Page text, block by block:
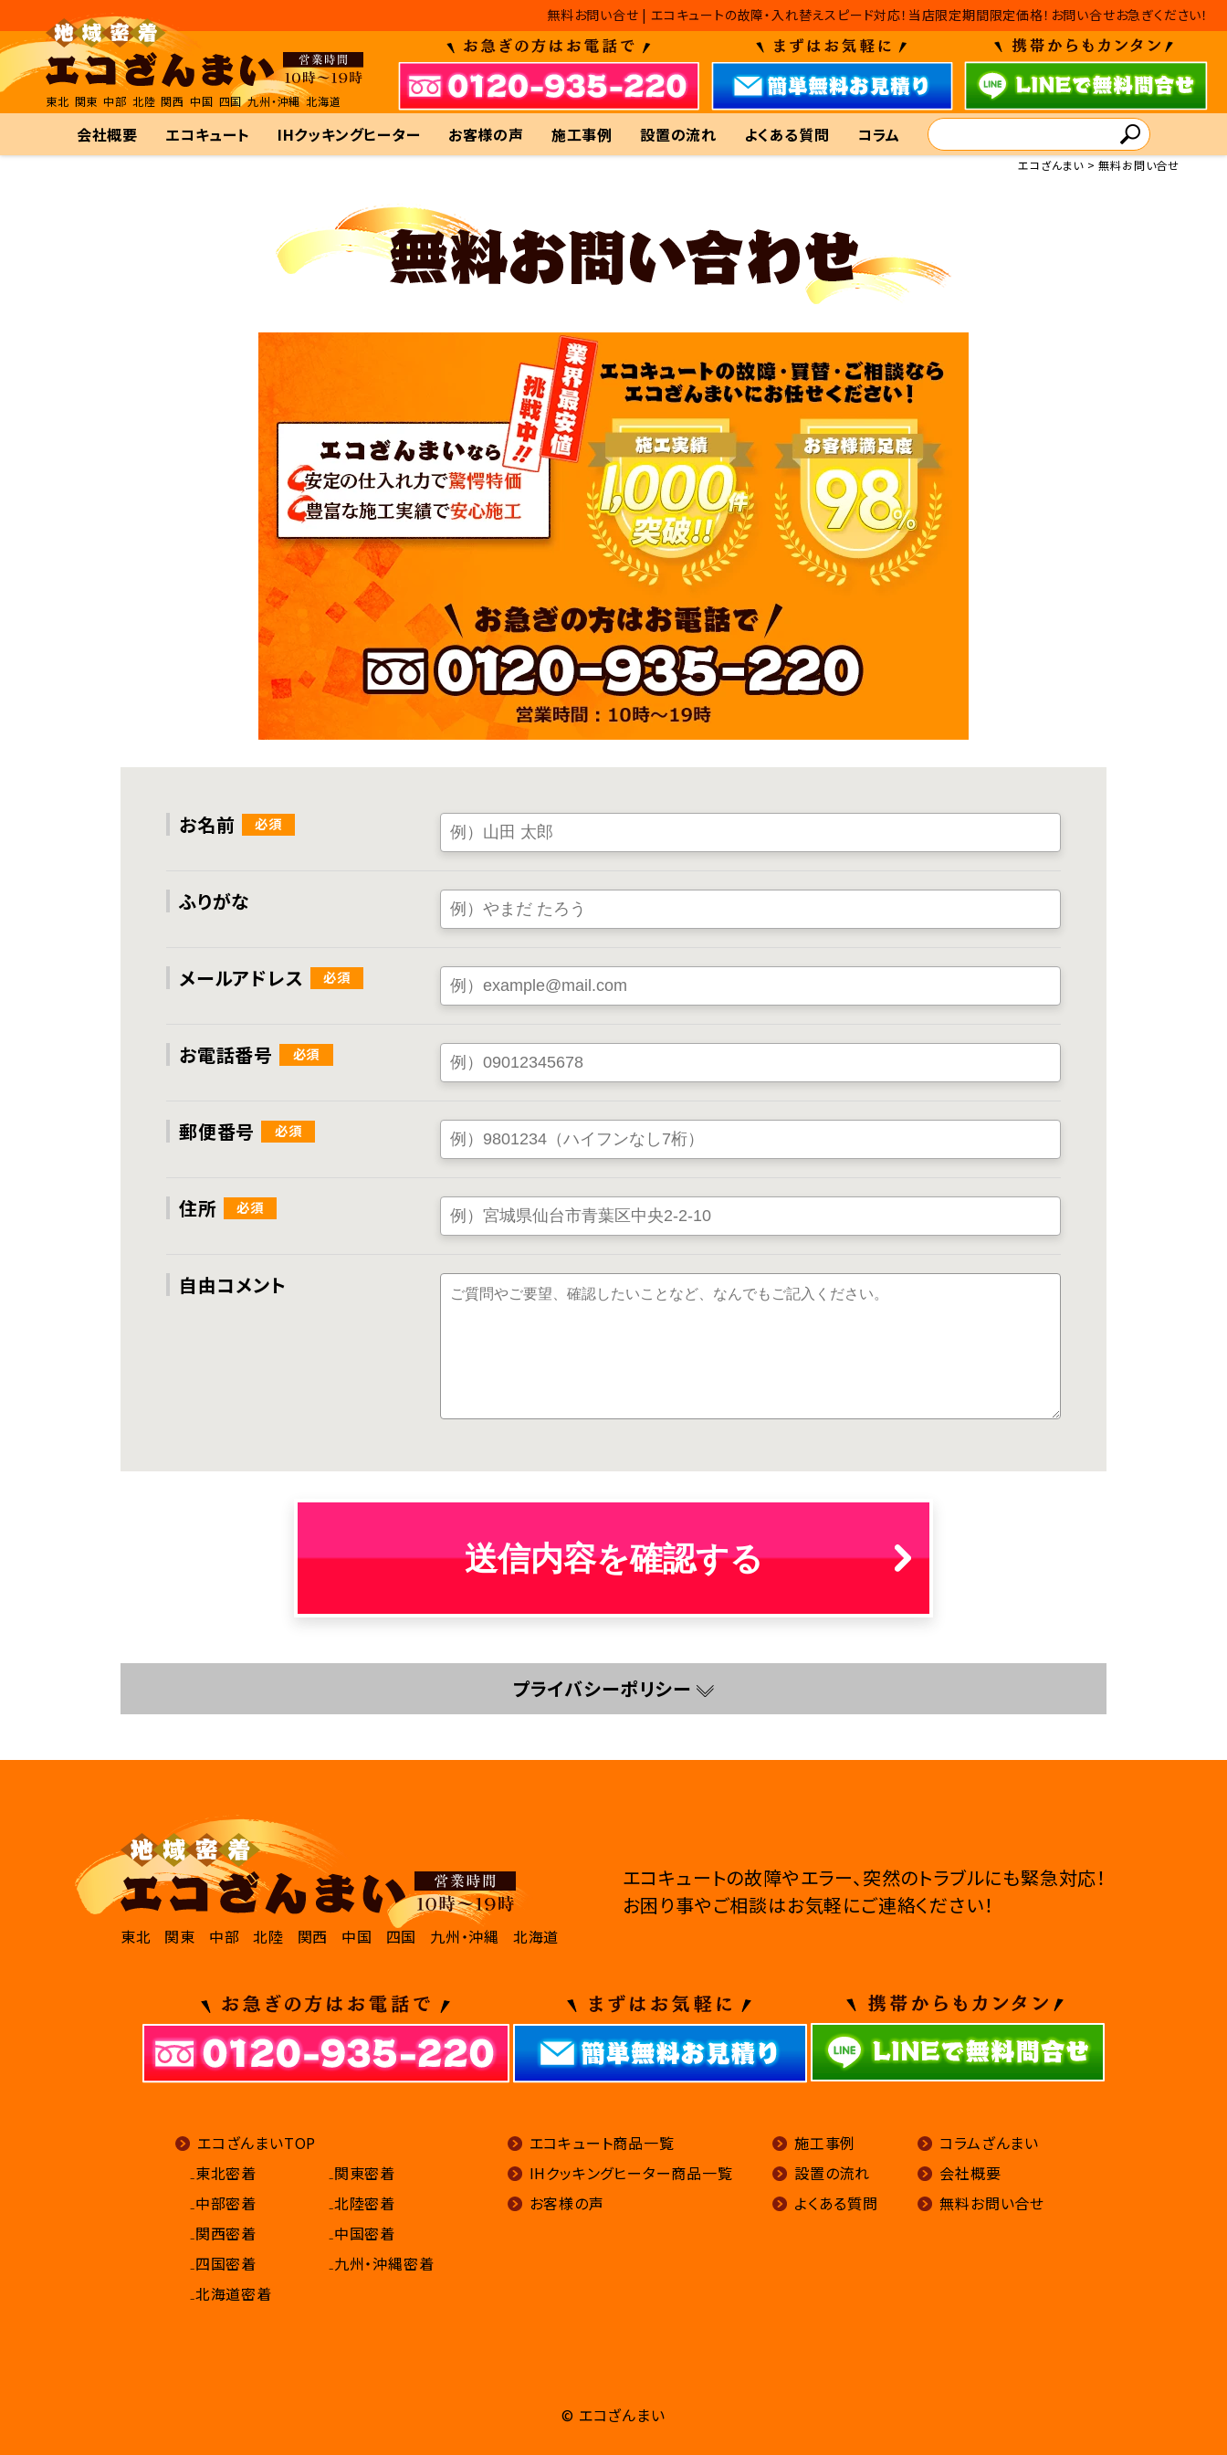
無料お問い合せ | エコキュートの故障・入れ替えスピード対応！当店限定期間限定価格！お問い合せお急ぎください！
東北 関東 中部 北陸 関西 中国 四国 九州・沖縄 北海道
会社概要 エコキュート IHクッキングヒーター お客様の声 施工事例 設置の流れ よくある質問 コラム
エコざんまい 無料お問い合せ
お名前
ふりがな
メールアドレス
お電話番号
郵便番号
住所
自由コメント
送信内容を確認する
プライバシーポリシー
東北 関東 中部 北陸 関西 中国 四国 九州・沖縄 北海道
エコキュートの故障やエラー、 突然のトラブルにも緊急対応！
お困り事やご相談はお気軽にご連絡ください！
エコざんまいTOP
₋東北密着
₋関東密着
₋中部密着
₋北陸密着
₋関西密着
₋中国密着
₋四国密着
₋九州・沖縄密着
₋北海道密着
エコキュート商品一覧
IHクッキングヒーター商品一覧
お客様の声
施工事例
設置の流れ
よくある質問
コラムざんまい
会社概要
無料お問い合せ
© エコざんまい